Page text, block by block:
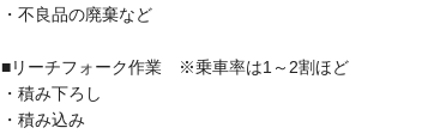
・不良品の廃棄など
■リーチフォーク作業 ※乗車率は1～2割ほど
・積み下ろし
・積み込み